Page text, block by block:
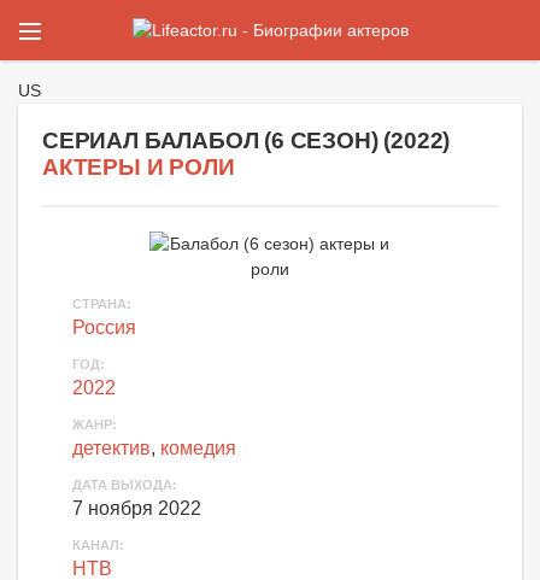
US
СЕРИАЛ БАЛАБОЛ (6 СЕЗОН) (2022)
АКТЕРЫ И РОЛИ
СТРАНА:
Россия
ГОД:
2022
ЖАНР:
детектив, комедия
ДАТА ВЫХОДА:
7 ноября 2022
КАНАЛ:
НТВ